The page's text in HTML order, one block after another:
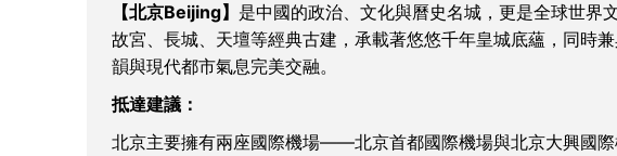
【北京Beijing】 是中國的政治、文化與曆史名城，更是全球世界
故宮、長城、天壇等經典古建，承載著悠悠千年皇城底蘊，同時
韻與現代都市氣息完美交融。
抵達建議：
北京主要擁有兩座國際機場——北京首都國際機場與北京大興國